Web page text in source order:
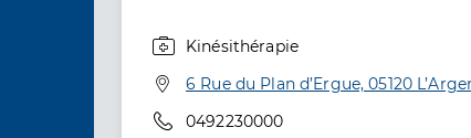
Kinésithérapie
Adresse
6 Rue du Plan d’Ergue, 05120
Téléphone
0492230000